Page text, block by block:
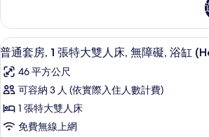
所
有
相
片
詳
情
特
大
雙
人
床
的
所
套
房,
1
張
特
大
人
床
顯
示
普
通
套
高級寢具
4
普通套房, 1 張特大雙人床, 無障礙, 浴缸
46 平方公尺
可容納 3 人 (依實際入住人數計費)
1 張特大雙人床
免費無線上網